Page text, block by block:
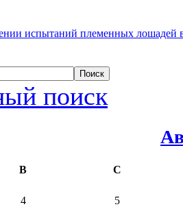
испытаний племенных лошадей
поиск
В С
4
5